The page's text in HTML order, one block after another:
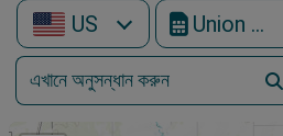
US Union Wireless